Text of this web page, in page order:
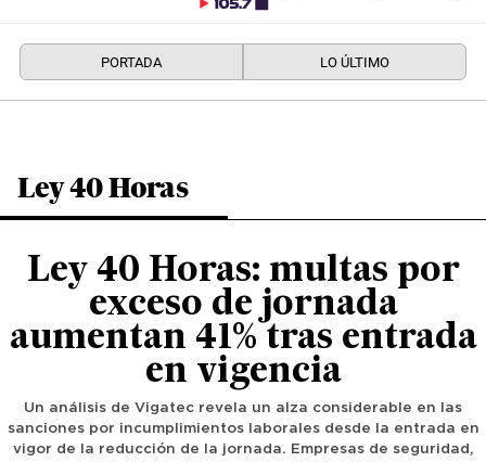
PORTADA LO ÚLTIMO
Ley 40 Horas
Ley 40 Horas: multas por
exceso de jornada
aumentan 41% tras entrada
en vigencia
Un análisis de Vigatec revela un alza considerable en las
sanciones por incumplimientos laborales desde la entrada en
vigor de la reducción de la jornada. Empresas de seguridad,